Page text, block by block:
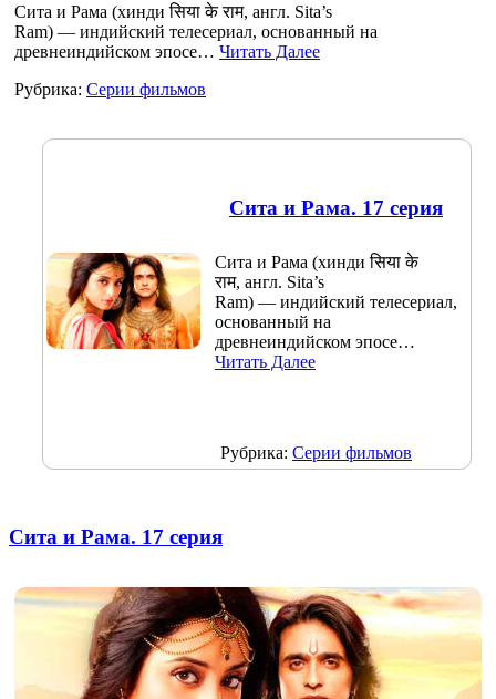
Сита и Рама (хинди सिया के राम, англ. Sita’s
Ram) — индийский телесериал, основанный на
древнеиндийском эпосе… Читать Далее
Рубрика: Серии фильмов
Сита и Рама. 17 серия
Сита и Рама (хинди सिया के
राम, англ. Sita’s
Ram) — индийский телесериал,
основанный на
древнеиндийском эпосе…
Читать Далее
Рубрика: Серии фильмов
Сита и Рама. 17 серия